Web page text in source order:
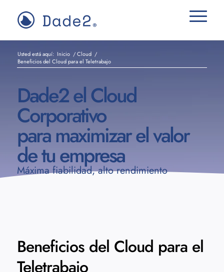
Usted está aquí: Inicio /Cloud /
Beneficios del Cloud para el Teletrabajo
Dade2 el Cloud
Corporativo
para maximizar el valor
de tu empresa
Máxima fiabilidad, alto rendimiento
Beneficios del Cloud para el
Teletrabajo